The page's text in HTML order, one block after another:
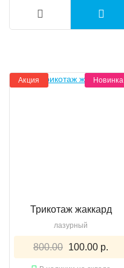
Акция Новинка
Трикотаж жаккард
лазурный
800.00 100.00 р.